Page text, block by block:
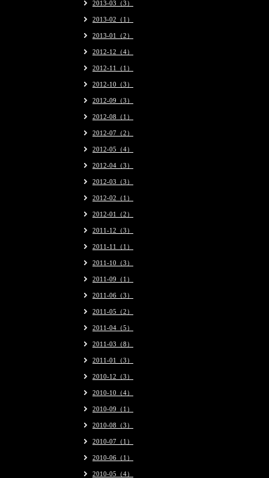
2013-03（3）
2013-02（1）
2013-01（2）
2012-12（4）
2012-11（1）
2012-10（3）
2012-09（3）
2012-08（1）
2012-07（2）
2012-05（4）
2012-04（3）
2012-03（3）
2012-02（1）
2012-01（2）
2011-12（3）
2011-11（1）
2011-10（3）
2011-09（1）
2011-06（3）
2011-05（2）
2011-04（5）
2011-03（8）
2011-01（3）
2010-12（3）
2010-10（4）
2010-09（1）
2010-08（3）
2010-07（1）
2010-06（1）
2010-05（4）